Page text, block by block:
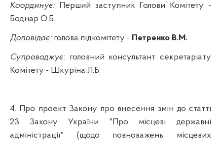
Координує: Перший заступник Голови Комітету -
Боднар О.Б.
Доповідає: голова підкомітету - Петренко В.М.
Супроводжує: головний консультант секретаріату
Комітету - Шкуріна Л.Б.
4. Про проект Закону про внесення змін до статті
23 Закону України "Про місцеві державні
адміністрації" (щодо повноважень місцевих